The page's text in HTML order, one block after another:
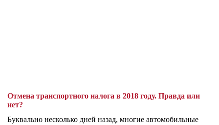
Отмена транспортного налога в 2018 году. Правда или
нет?
Буквально несколько дней назад, многие автомобильные